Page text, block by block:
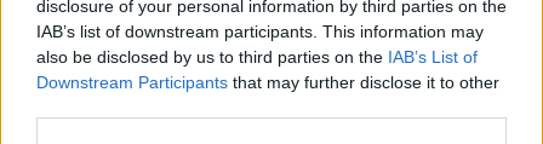
disclosure of your personal information by third parties on the
IAB’s list of downstream participants. This information may
also be disclosed by us to third parties on the IAB’s List of
Downstream Participants that may further disclose it to other
nettamente meno favorevoli di quelle iniziali.
Sappiamo tutti che, senza un aumento di
capitale, è inutile parlare di un nuovo stadio.